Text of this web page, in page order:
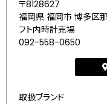
〒8128627
福岡県 福岡市 博多区
フト内時計売場
092-558-0650
取扱ブランド